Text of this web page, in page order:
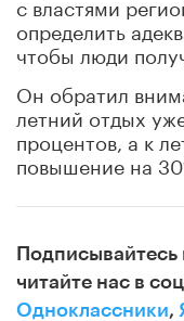
определить
чтобы люди
Он обратил
летний отдых
процентов, а к
повышение на
Подписывайтесь
читайте нас в
Одноклассники,